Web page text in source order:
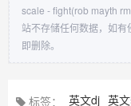
scale - fight(rob mayth
站不存储任何数据，如
即删除。
标签： 英文dj 英